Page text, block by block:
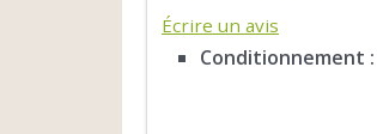
Écrire un avis
Conditionnement :